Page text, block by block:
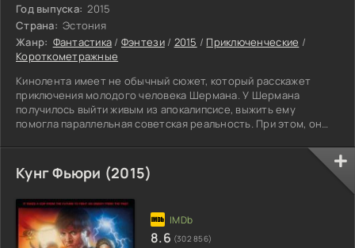
Год выпуска: 2015
Страна: Эстония
Жанр: Фантастика / Фэнтези/ 2015 / Приключенческие /
Короткометражные
Кинолента имеет не обычный сюжет, который расскажет
приключения молодого человека Шермана. У Шермана
получилось выйти живым из апокалипсисе, выжить ему
помогла параллельная советская реальность. При этом, он
землей. У него появляется другая цель, выбраться с бункера
целым и невредимым. Кинофильм достаточно увлекателен,
имеет захватывающий сюжет, и интересную линию развязки,
бесплатном доступе и
Кунг Фьюри (2015)
8.6 (302 856)